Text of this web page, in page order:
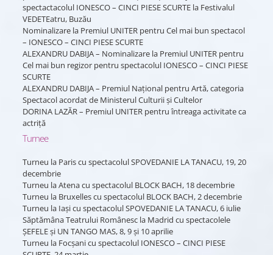
spectactacolul IONESCO – CINCI PIESE SCURTE la Festivalul
VEDETEatru, Buzău
Nominalizare la Premiul UNITER pentru Cel mai bun spectacol
– IONESCO – CINCI PIESE SCURTE
ALEXANDRU DABIJA – Nominalizare la Premiul UNITER pentru
Cel mai bun regizor pentru spectacolul IONESCO – CINCI PIESE
SCURTE
ALEXANDRU DABIJA – Premiul Național pentru Artă, categoria
Spectacol acordat de Ministerul Culturii și Cultelor
DORINA LAZĂR – Premiul UNITER pentru întreaga activitate ca
actriță
Turnee
Turneu la Paris cu spectacolul SPOVEDANIE LA TANACU, 19, 20
decembrie
Turneu la Atena cu spectacolul BLOCK BACH, 18 decembrie
Turneu la Bruxelles cu spectacolul BLOCK BACH, 2 decembrie
Turneu la Iași cu spectacolul SPOVEDANIE LA TANACU, 6 iulie
Săptămâna Teatrului Românesc la Madrid cu spectacolele
ȘEFELE și UN TANGO MAS, 8, 9 și 10 aprilie
Turneu la Focșani cu spectacolul IONESCO – CINCI PIESE